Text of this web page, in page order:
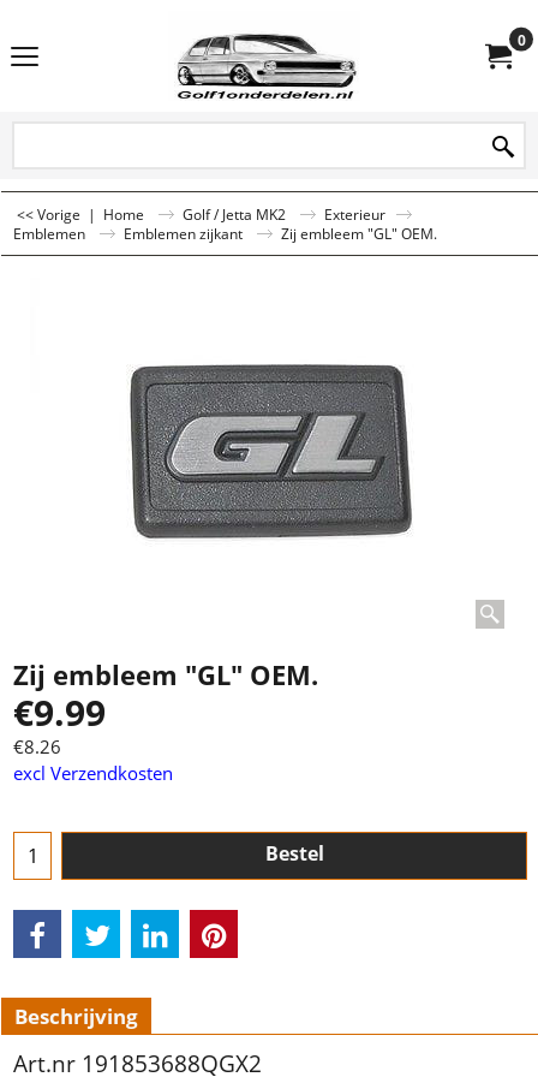
0
<< Vorige | Home Golf / Jetta MK2
Exterieur
Emblemen
Emblemen zijkant Zij embleem "GL" OEM.
Zij embleem "GL" OEM.
€9.99
€8.26
excl Verzendkosten
Bestel
Beschrijving
Art.nr 191853688QGX2